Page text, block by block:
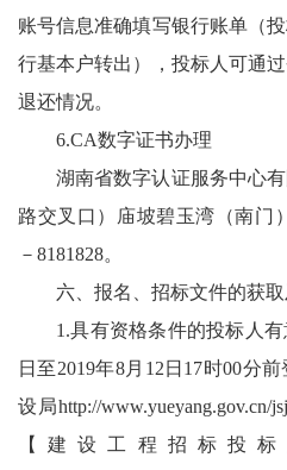
账号信息准确填写银行账单（
行基本户转出），投标人可通
退还情况。
6.CA数字证书办理
湖南省数字认证服务中心
路交叉口）庙坡碧玉湾（南门
－8181828。
六、报名、招标文件的获
1.具有资格条件的投标人
日至2019年8月12日17时00分
设局http://www.yueyang.gov.cn/
【建设工程招标投